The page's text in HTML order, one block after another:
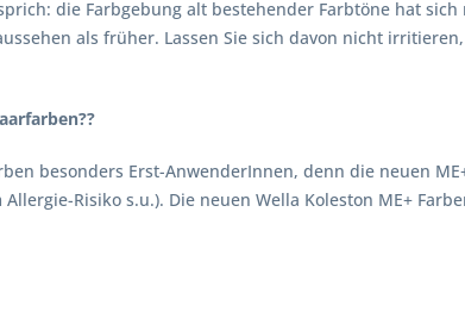
die Farbgebung alt bestehender Farbtöne hat
als früher. Lassen Sie sich davon nicht
besonders Erst-AnwenderInnen, denn die neuen
Risiko s.u.). Die neuen Wella Koleston ME+